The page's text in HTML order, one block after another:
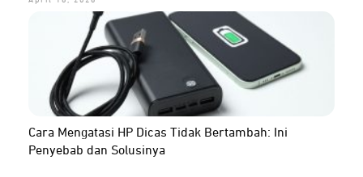
Cara Mengatasi HP Dicas Tidak Bertambah: Ini
Penyebab dan Solusinya